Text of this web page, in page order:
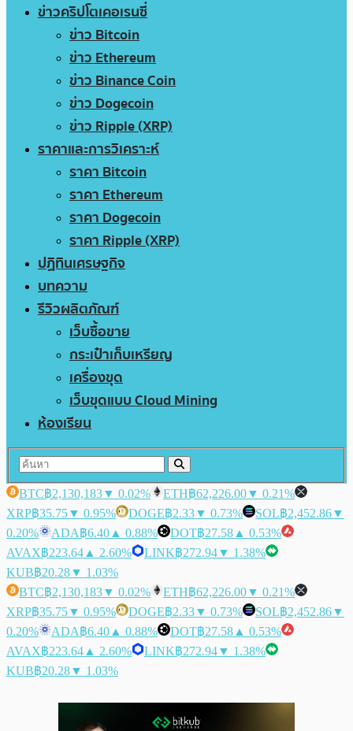
ข่าวคริปโตเคอเรนซี่
ข่าว Bitcoin
ข่าว Ethereum
ข่าว Binance Coin
ข่าว Dogecoin
ข่าว Ripple (XRP)
ราคาและการวิเคราะห์
ราคา Bitcoin
ราคา Ethereum
ราคา Dogecoin
ราคา Ripple (XRP)
ปฏิทินเศรษฐกิจ
บทความ
รีวิวผลิตภัณฑ์
เว็บซื้อขาย
กระเป๋าเก็บเหรียญ
เครื่องขุด
เว็บขุดแบบ Cloud Mining
ห้องเรียน
BTC฿2,130,183▼ 0.02% ETH฿62,226.00▼ 0.21%
XRP฿35.75▼ 0.95% DOGE฿2.33▼ 0.73% SOL฿2,452.86▼
0.20%
ADA฿6.40 ▲ 0.88% DOT฿27.58 ▲ 0.53%
AVAX฿223.64 ▲ 2.60% LINK฿272.94▼ 1.38%
KUB฿20.28▼ 1.03%
BTC฿2,130,183▼ 0.02% ETH฿62,226.00▼ 0.21%
XRP฿35.75▼ 0.95% DOGE฿2.33▼ 0.73% SOL฿2,452.86▼
0.20%
ADA฿6.40 ▲ 0.88% DOT฿27.58 ▲ 0.53%
AVAX฿223.64 ▲ 2.60% LINK฿272.94▼ 1.38%
KUB฿20.28▼ 1.03%